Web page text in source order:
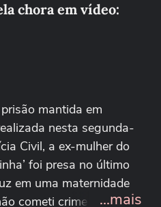
chora em vídeo:
mantida em
nesta segunda-
Civil, a ex-mulher do
foi presa no último
em uma maternidade
cometi crime nenhum.
...mais